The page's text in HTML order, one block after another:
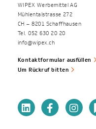
WIPEX Werbemittel AG
Mühlentalstrasse 272
CH – 8201 Schaffhausen
Tel. 052 630 20 20
info@wipex.ch
Kontaktformular ausfüllen
Um Rückruf bitten